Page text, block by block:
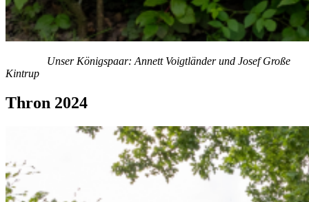
Unser Königspaar: Annett Voigtländer und Josef Große
Kintrup
Thron 2024